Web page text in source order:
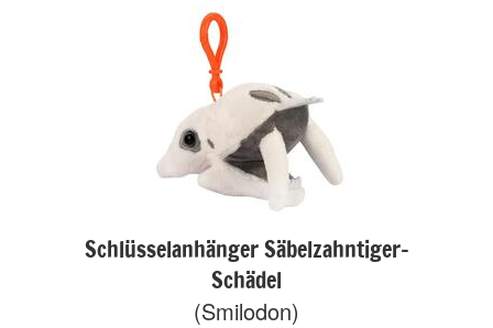
Schlüsselanhänger Säbelzahntiger-
Schädel
(Smilodon)